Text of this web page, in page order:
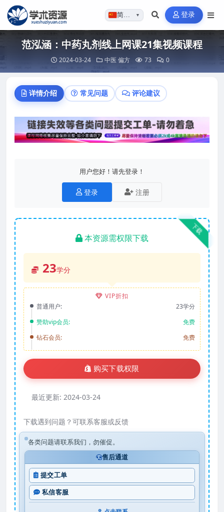
简体…▼ 登录
范泓涵：中药丸剂线上网课21集视频课程
2024-03-24 中医 偏方 73 0
详情介绍 常见问题 评论建议
用户您好！请先登录！
登录 注册
下载
本资源需权限下载
23学分
VIP折扣
普通用户:
23学分
赞助vip会员:
免费
钻石会员:
免费
购买下载权限
最近更新: 2024-03-24
下载遇到问题？可联系客服或反馈
各类问题请联系我们，勿催促。
售后通道
提交工单
私信客服